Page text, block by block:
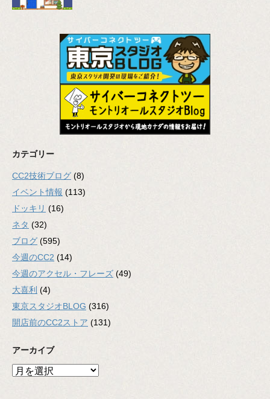
カテゴリー
CC2技術ブログ (8)
イベント情報 (113)
ドッキリ (16)
ネタ (32)
ブログ (595)
今週のCC2 (14)
今週のアクセル・フレーズ (49)
大喜利 (4)
東京スタジオBLOG (316)
開店前のCC2ストア (131)
アーカイブ
ア